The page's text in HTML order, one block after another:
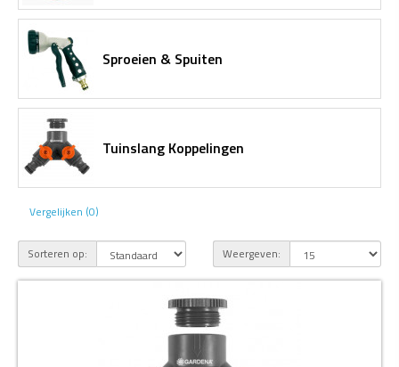
Sproeien & Spuiten
Tuinslang Koppelingen
Vergelijken (0)
Sorteren op: Weergeven: